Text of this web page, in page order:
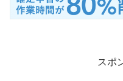
スポ